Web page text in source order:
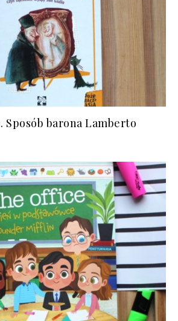
Sposób barona Lamberto